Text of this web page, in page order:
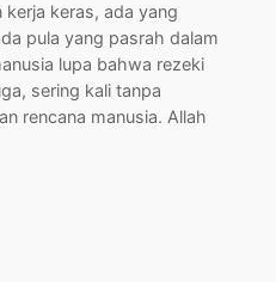
keras, ada yang
pula yang pasrah dalam
lupa bahwa rezeki
sering kali tanpa
rencana manusia. Allah